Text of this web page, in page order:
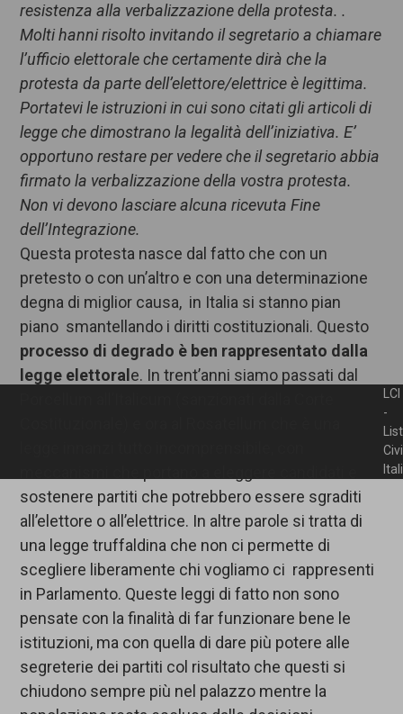
resistenza alla verbalizzazione della protesta. .
Molti hanni risolto invitando il segretario a chiamare
l’ufficio elettorale che certamente dirà che la
protesta da parte dell’elettore/elettrice è legittima.
Portatevi le istruzioni in cui sono citati gli articoli di
legge che dimostrano la legalità dell’iniziativa. E’
opportuno restare per vedere che il segretario abbia
firmato la verbalizzazione della vostra protesta.
Non vi devono lasciare alcuna ricevuta Fine
dell’Integrazione.
Questa protesta nasce dal fatto che con un
pretesto o con un’altro e con una determinazione
degna di miglior causa, in Italia si stanno pian
piano smantellando i diritti costituzionali. Questo
processo di degrado è ben rappresentato dalla
legge elettoral e. In trent’anni siamo passati dal
sostenere partiti che potrebbero essere sgraditi
all’elettore o all’elettrice. In altre parole si tratta di
una legge truffaldina che non ci permette di
scegliere liberamente chi vogliamo ci rappresenti
in Parlamento. Queste leggi di fatto non sono
pensate con la finalità di far funzionare bene le
istituzioni, ma con quella di dare più potere alle
segreterie dei partiti col risultato che questi si
chiudono sempre più nel palazzo mentre la
LCI
-